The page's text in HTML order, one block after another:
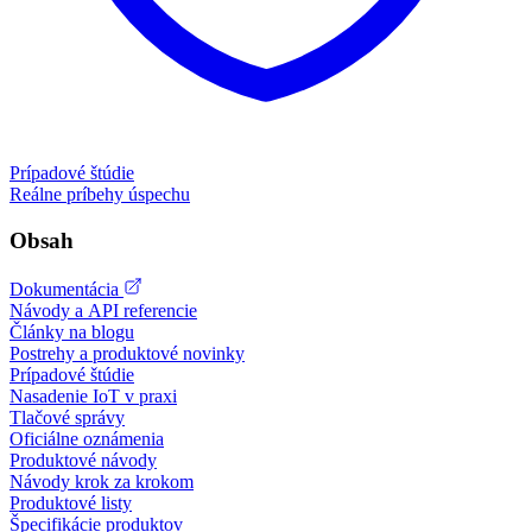
Prípadové štúdie
Reálne príbehy úspechu
Obsah
Dokumentácia
Návody a API referencie
Články na blogu
Postrehy a produktové novinky
Prípadové štúdie
Nasadenie IoT v praxi
Tlačové správy
Oficiálne oznámenia
Produktové návody
Návody krok za krokom
Produktové listy
Špecifikácie produktov